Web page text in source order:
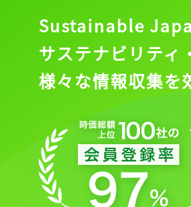
Sustainable
サステナビリティ
様々な情報収集を